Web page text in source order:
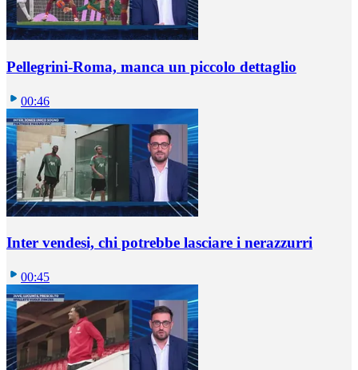
Pellegrini-Roma, manca un piccolo dettaglio
00:46
Inter vendesi, chi potrebbe lasciare i nerazzurri
00:45